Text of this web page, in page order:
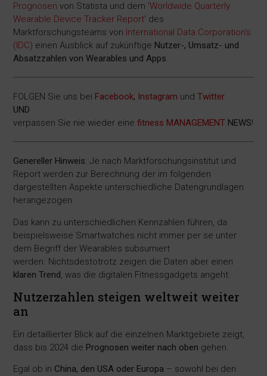
Prognosen von Statista und dem 'Worldwide Quarterly
Wearable Device Tracker Report' des
Marktforschungsteams von International Data Corporation's
(IDC) einen Ausblick auf zukünftige Nutzer-, Umsatz- und
Absatzzahlen von Wearables und Apps.
FOLGEN Sie uns bei Facebook, Instagram undTwitter
UND
verpassen Sie nie wieder einefitness MANAGEMENT NEWS!
Genereller Hinweis: Je nach Marktforschungsinstitut und
Report werden zur Berechnung der im folgenden
dargestellten Aspekte unterschiedliche Datengrundlagen
herangezogen.
Das kann zu unterschiedlichen Kennzahlen führen, da
beispielsweise Smartwatches nicht immer per se unter
dem Begriff der Wearables subsumiert
werden. Nichtsdestotrotz zeigen die Daten aber einen
klaren Trend , was die digitalen Fitnessgadgets angeht.
Nutzerzahlen steigen weltweit weiter
an
Ein detaillierter Blick auf die einzelnen Marktgebiete zeigt,
dass bis 2024 die Prognosen weiter nach oben gehen.
Egal ob in China, den USA oder Europa – sowohl bei den